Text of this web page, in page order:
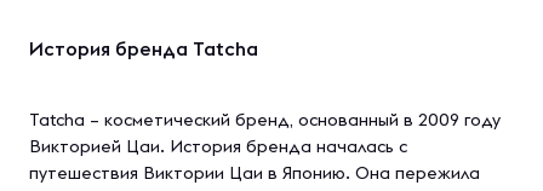
История бренда Tatcha
Tatcha – косметический бренд, основанный в 2009 году
Викторией Цаи. История бренда началась с
путешествия Виктории Цаи в Японию. Она пережила